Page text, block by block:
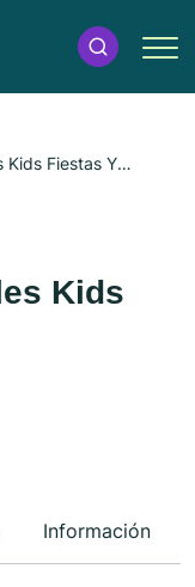
Kids Fiestas Y
Kids
Información